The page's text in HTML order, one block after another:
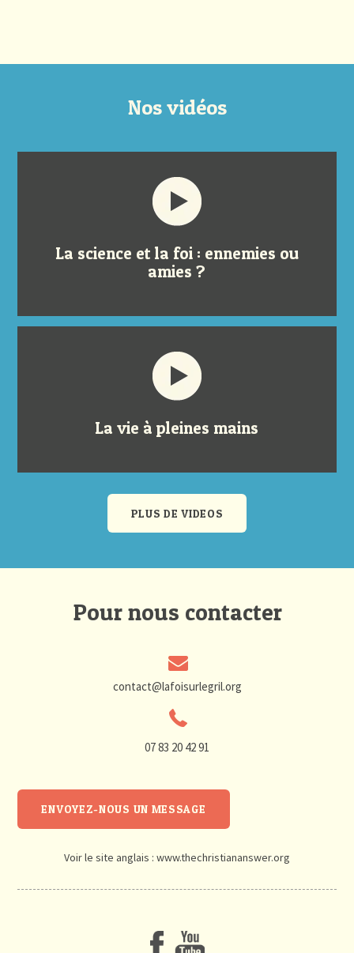
Nos vidéos
La science et la foi : ennemies ou
amies ?
La vie à pleines mains
PLUS DE VIDEOS
Pour nous contacter
contact@lafoisurlegril.org
07 83 20 42 91
ENVOYEZ-NOUS UN MESSAGE
Voir le site anglais : www.thechristiananswer.org